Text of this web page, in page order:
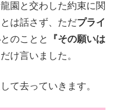
園と交わした約束に関
は話さず、ただプライ
とのことと
『その願いは
け言いました。
て去っていきます。